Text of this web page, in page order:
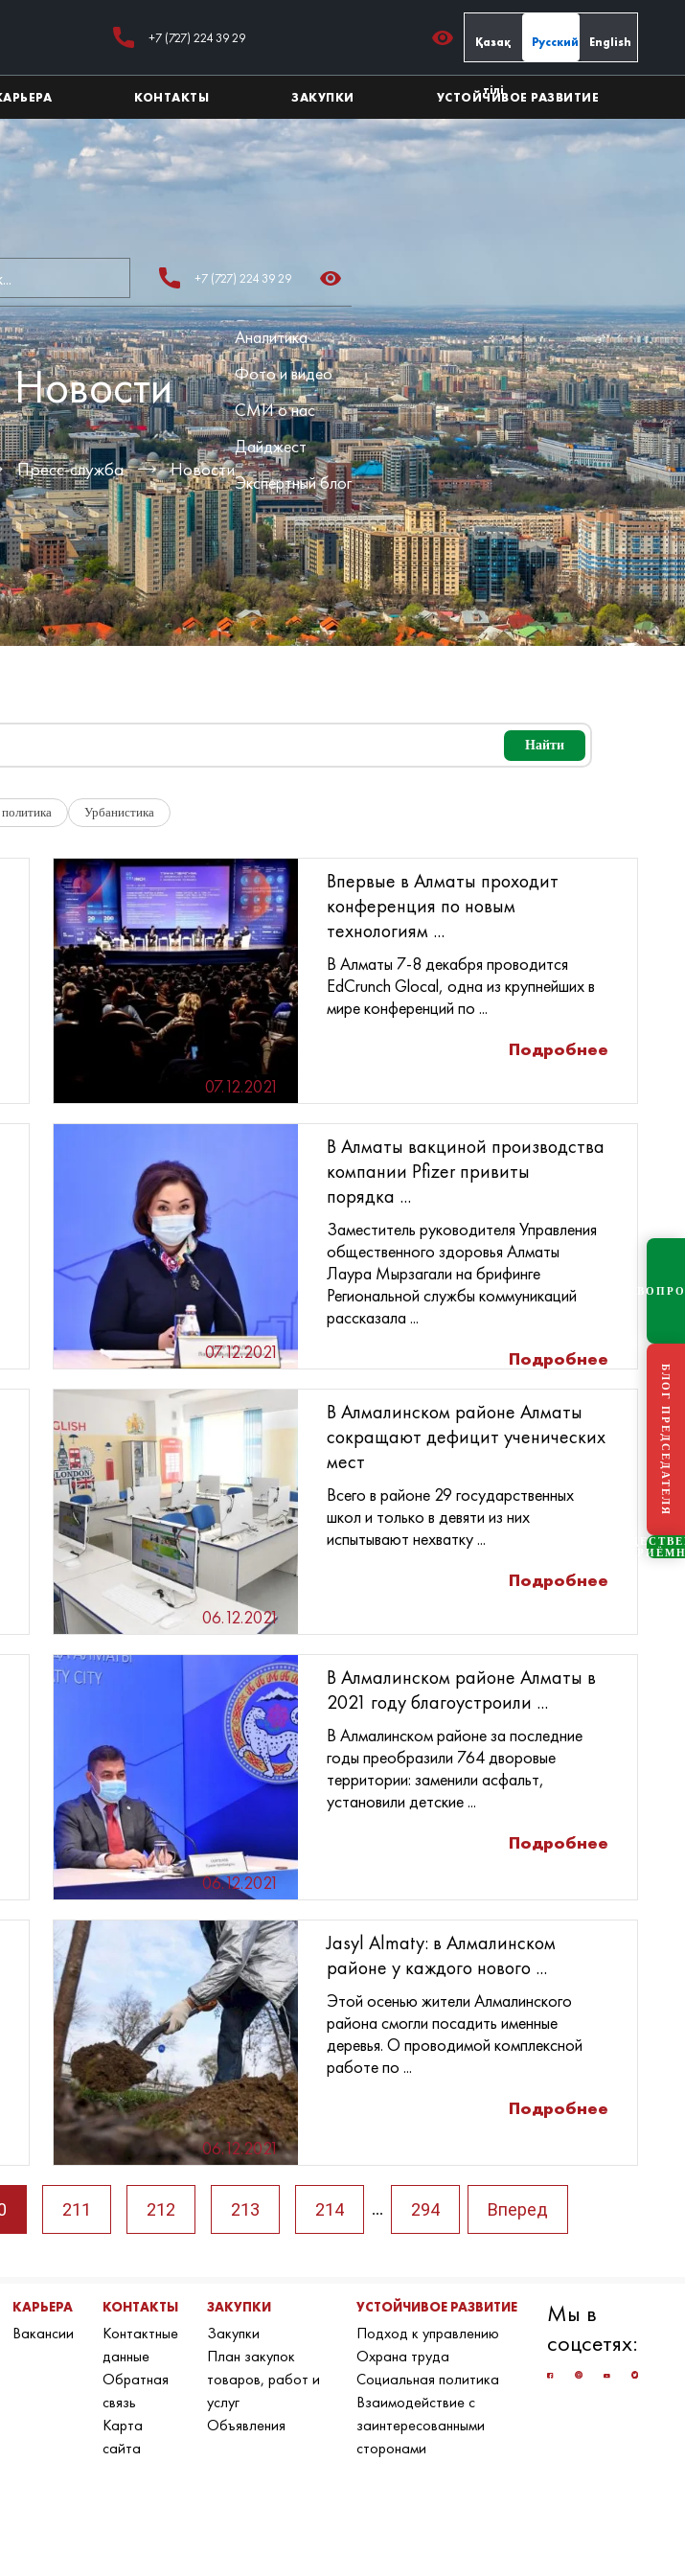
+7 (727) 224 39 29 Қазақ
тілі
Русский English
КОНТАКТЫ ЗАКУПКИ УСТОЙЧИВОЕ РАЗВИТИЕ
+7 (727) 224 39 29
Новости
Пресс-служба Новости
Аналитика
Фото и видео
СМИ о нас
Дайджест
Экспертный блог
Найти
Урбанистика
07.12.2021
Впервые в Алматы проходит
конференция по новым
технологиям ...
В Алматы 7-8 декабря проводится
EdCrunch Glocal, одна из крупнейших в
мире конференций по ...
Подробнее
07.12.2021
В Алматы вакциной производства
компании Pfizer привиты
порядка ...
Заместитель руководителя Управления
общественного здоровья Алматы
Лаура Мырзагали на брифинге
Региональной службы коммуникаций
рассказала ...
Подробнее
06.12.2021
В Алмалинском районе Алматы
сокращают дефицит ученических
мест
Всего в районе 29 государственных
школ и только в девяти из них
испытывают нехватку ...
Подробнее
06.12.2021
В Алмалинском районе Алматы в
2021 году благоустроили ...
В Алмалинском районе за последние
годы преобразили 764 дворовые
территории: заменили асфальт,
установили детские ...
Подробнее
06.12.2021
Jasyl Almaty: в Алмалинском
районе у каждого нового ...
Этой осенью жители Алмалинского
района смогли посадить именные
деревья. О проводимой комплексной
работе по ...
Подробнее
211 212 213 214 ... 294 Вперед
КАРЬЕРА
Вакансии
КОНТАКТЫ
Контактные
данные
Обратная
связь
Карта
сайта
ЗАКУПКИ
Закупки
План закупок
товаров, работ и
услуг
Объявления
УСТОЙЧИВОЕ РАЗВИТИЕ
Подход к управлению
Охрана труда
Социальная политика
Взаимодействие с
заинтересованными
сторонами
Мы в
соцсетях:
БЛОГ ПРЕДСЕДАТЕЛЯ